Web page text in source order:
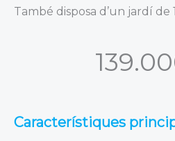
També disposa d’un jardí de
Característiques